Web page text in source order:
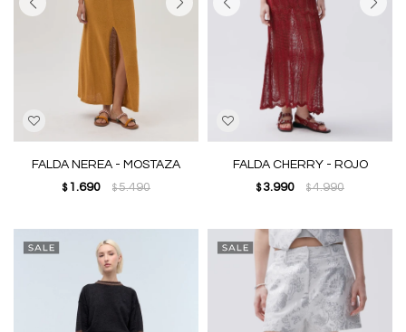
FALDA NEREA - MOSTAZA
$ 1.690 $5.490
FALDA CHERRY - ROJO
$ 3.990 $4.990